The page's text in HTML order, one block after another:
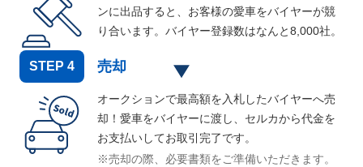
ンに出品すると、お客様の愛車をバイヤーが競
り合います。バイヤー登録数はなんと8,000社。
STEP 4 売却
オークションで最高額を入札したバイヤーへ売
却！愛車をバイヤーに渡し、セルカから代金を
お支払いしてお取引完了です。
※売却の際、必要書類をご準備いただきます。